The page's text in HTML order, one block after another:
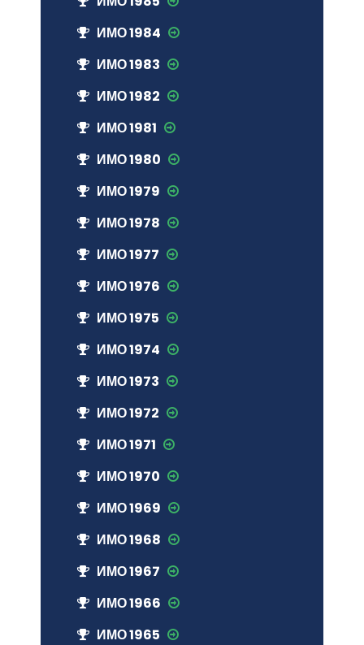
ИМО 1984
ИМО 1983
ИМО 1982
ИМО 1981
ИМО 1980
ИМО 1979
ИМО 1978
ИМО 1977
ИМО 1976
ИМО 1975
ИМО 1974
ИМО 1973
ИМО 1972
ИМО 1971
ИМО 1970
ИМО 1969
ИМО 1968
ИМО 1967
ИМО 1966
ИМО 1965